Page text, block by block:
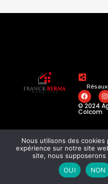
© 2024
Colcom
©2026 Tous
Nous utilisons des cookies
expérience sur notre site
site, nous
OUI
NON